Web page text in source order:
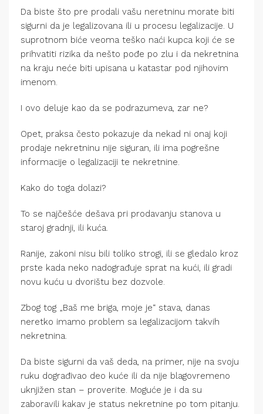
Da biste što pre prodali vašu neretninu morate biti
sigurni da je legalizovana ili u procesu legalizacije. U
suprotnom biće veoma teško naći kupca koji će se
prihvatiti rizika da nešto pođe po zlu i da nekretnina
na kraju neće biti upisana u katastar pod njihovim
imenom.
I ovo deluje kao da se podrazumeva, zar ne?
Opet, praksa često pokazuje da nekad ni onaj koji
prodaje nekretninu nije siguran, ili ima pogrešne
informacije o legalizaciji te nekretnine.
Kako do toga dolazi?
To se najčešće dešava pri prodavanju stanova u
staroj gradnji, ili kuća.
Ranije, zakoni nisu bili toliko strogi, ili se gledalo kroz
prste kada neko nadograđuje sprat na kući, ili gradi
novu kuću u dvorištu bez dozvole.
Zbog tog „Baš me briga, moje je“ stava, danas
neretko imamo problem sa legalizacijom takvih
nekretnina.
Da biste sigurni da vaš deda, na primer, nije na svoju
ruku dograđivao deo kuće ili da nije blagovremeno
uknjižen stan – proverite. Moguće je i da su
zaboravili kakav je status nekretnine po tom pitanju.